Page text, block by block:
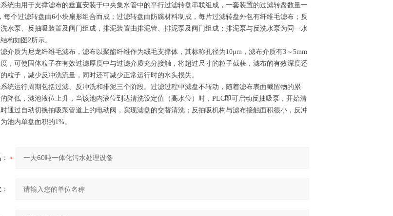
统由用于支撑滤布的垂直安装于中央集水管中的平行过滤转盘串联组成，一套装置的过滤转盘数量一
每个过滤转盘由6小块扇形组合而成；过滤转盘由防腐材料制成，每片过滤转盘外包有纤维毛滤布；反
水泵、反抽吸装置及阀门组成，排泥装置由排泥管、排泥泵及阀门组成；排泥泵与反洗水泵为同一水
构如图2所示。
介质为尼龙纤维毛滤布，滤布以聚酯纤维作为绒毛支撑体，其标称孔径为10μm，滤布介质有3～5mm
，可使固体粒子在有效过滤厚度中与过滤介质充分接触，将超过尺寸的粒子截获，滤布的有效深度还
粒子，减少反冲洗流量，同时还可减少正常运行时的水头损失。
统运行周期包括过滤、反冲洗和排泥三个阶段。过滤过程中滤盘不转动，随着滤布表面截留物的累
降低，滤池液位上升，当该池内液位到达清洗设定值（高水位）时，PLC即可启动反抽吸泵，开始清
通过自动切换抽吸泵管道上的电动阀，实现滤盘的交替清洗；反抽吸机构与滤布接触面积很小，反冲
池内单盘面积的1%。